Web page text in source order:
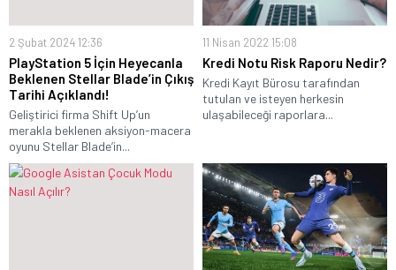
2 Şubat 2024 12:36
PlayStation 5 İçin Heyecanla
Beklenen Stellar Blade’in Çıkış
Tarihi Açıklandı!
Geliştirici firma Shift Up’un
merakla beklenen aksiyon-macera
oyunu Stellar Blade‘in...
11 Nisan 2022 15:08
Kredi Notu Risk Raporu Nedir?
Kredi Kayıt Bürosu tarafından
tutulan ve isteyen herkesin
ulaşabileceği raporlara...